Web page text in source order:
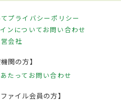
プライバシーポリシー
ンについてお問い合わせ
会社
機関の方】
たって お問い合わせ
ァイル会員の方】